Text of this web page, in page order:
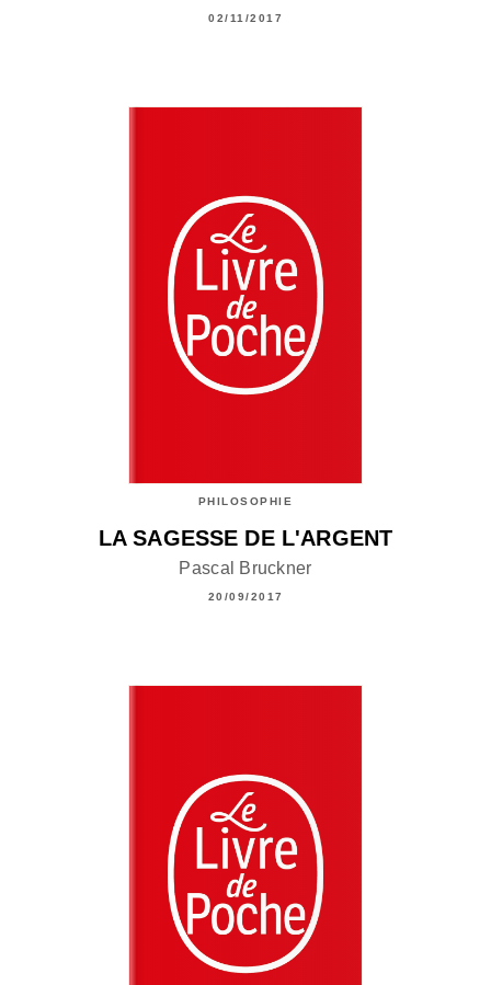
02/11/2017
PHILOSOPHIE
LA SAGESSE DE L'ARGENT
Pascal Bruckner
20/09/2017